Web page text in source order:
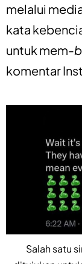
melalui
kata
untuk mem-
komentar
Salah satu